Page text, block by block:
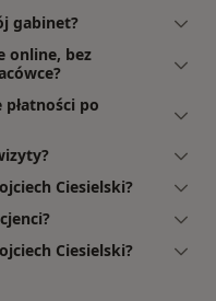
gabinet?
online, bez
po
Ciesielski?
Ciesielski?